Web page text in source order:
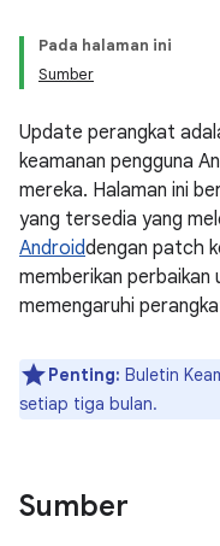
Pada halaman ini
Sumber
Update perangkat
keamanan pengguna
mereka. Halaman ini
yang tersedia yang
Androiddengan patch
memberikan perbaikan
memengaruhi
Penting: Buletin
setiap tiga bulan.
Sumber